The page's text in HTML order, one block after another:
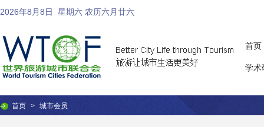
2026年8月8日 星期六 农历六月廿六
首页
学术
首页 > 城市会员